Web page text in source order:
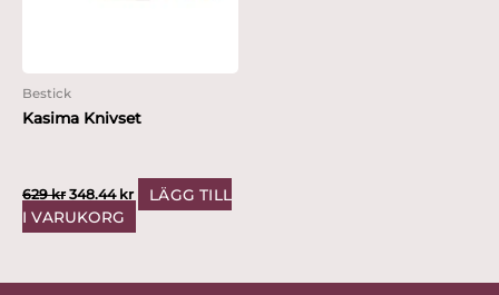
Bestick
Kasima Knivset
629kr 348.44 kr
LÄGG TILL
I VARUKORG